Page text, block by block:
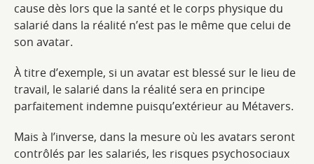
cause dès lors que la santé et le corps physique du
salarié dans la réalité n’est pas le même que celui de
son avatar.
À titre d’exemple, si un avatar est blessé sur le lieu de
travail, le salarié dans la réalité sera en principe
parfaitement indemne puisqu’extérieur au Métavers.
Mais à l’inverse, dans la mesure où les avatars seront
contrôlés par les salariés, les risques psychosociaux